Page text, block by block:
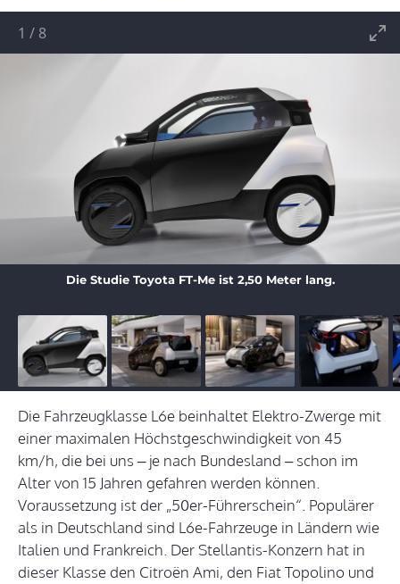
Die Studie Toyota FT-Me ist 2,50 Meter lang.
1 / 8
Die Fahrzeugklasse L6e beinhaltet Elektro-Zwerge mit
einer maximalen Höchstgeschwindigkeit von 45
km/h, die bei uns – je nach Bundesland – schon im
Alter von 15 Jahren gefahren werden können.
Voraussetzung ist der „50er-Führerschein“. Populärer
als in Deutschland sind L6e-Fahrzeuge in Ländern wie
Italien und Frankreich. Der Stellantis-Konzern hat in
dieser Klasse den Citroën Ami, den Fiat Topolino und